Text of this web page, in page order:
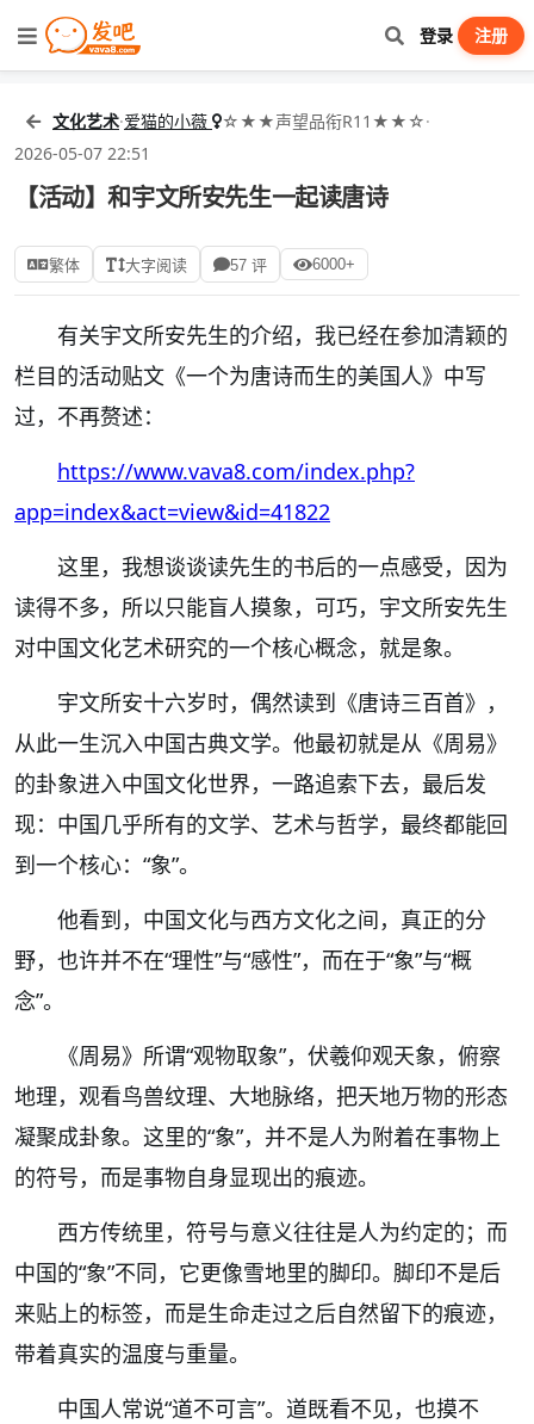
登录 注册
文化艺术·爱猫的小薇 ☆★★声望品衔R11★★☆·
2026-05-07 22:51
【活动】和宇文所安先生一起读唐诗
繁体 大字阅读 57 评 6000+
有关宇文所安先生的介绍，我已经在参加清颖的
栏目的活动贴文《一个为唐诗而生的美国人》中写
过，不再赘述：
https://www.vava8.com/index.php?
app=index&act=view&id=41822
这里，我想谈谈读先生的书后的一点感受，因为
读得不多，所以只能盲人摸象，可巧，宇文所安先生
对中国文化艺术研究的一个核心概念，就是象。
宇文所安十六岁时，偶然读到《唐诗三百首》，
从此一生沉入中国古典文学。他最初就是从《周易》
的卦象进入中国文化世界，一路追索下去，最后发
现：中国几乎所有的文学、艺术与哲学，最终都能回
到一个核心：“象”。
他看到，中国文化与西方文化之间，真正的分
野，也许并不在“理性”与“感性”，而在于“象”与“概
念”。
《周易》所谓“观物取象”，伏羲仰观天象，俯察
地理，观看鸟兽纹理、大地脉络，把天地万物的形态
凝聚成卦象。这里的“象”，并不是人为附着在事物上
的符号，而是事物自身显现出的痕迹。
西方传统里，符号与意义往往是人为约定的；而
中国的“象”不同，它更像雪地里的脚印。脚印不是后
来贴上的标签，而是生命走过之后自然留下的痕迹，
带着真实的温度与重量。
中国人常说“道不可言”。道既看不见，也摸不